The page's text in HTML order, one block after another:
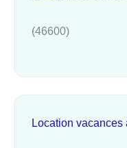
(46600)
Location vacances